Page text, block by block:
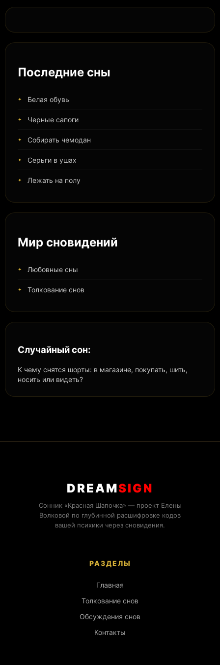
Последние сны
Белая обувь
Черные сапоги
Собирать чемодан
Серьги в ушах
Лежать на полу
Мир сновидений
Любовные сны
Толкование снов
Случайный сон:
К чему снятся шорты: в магазине, покупать, шить,
носить или видеть?
DREAMSIGN
Сонник «Красная Шапочка» — проект Елены
Волковой по глубинной расшифровке кодов
вашей психики через сновидения.
РАЗДЕЛЫ
Главная
Толкование снов
Обсуждения снов
Контакты